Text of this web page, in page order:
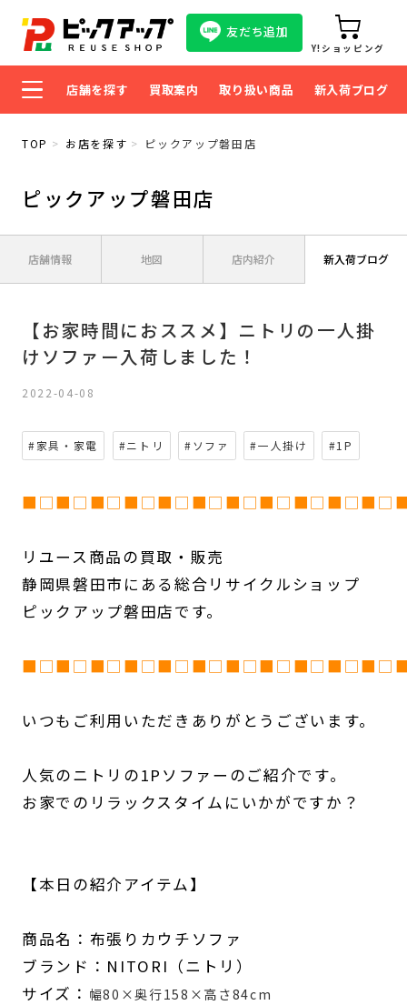
友だち追加
Y!ショッピング
店舗を探す 買取案内 取り扱い商品 新入荷ブログ
TOP お店を探す ピックアップ磐田店
ピックアップ磐田店
店舗情報 地図 店内紹介 新入荷ブログ
【お家時間におススメ】ニトリの一人掛
けソファー入荷しました！
2022-04-08
#家具・家電 #ニトリ #ソファ #一人掛け #1P
リユース商品の買取・販売
静岡県磐田市にある総合リサイクルショップ
ピックアップ磐田店です。
いつもご利用いただきありがとうございます。
人気のニトリの1Pソファーのご紹介です。
お家でのリラックスタイムにいかがですか？
【本日の紹介アイテム】
商品名：布張りカウチソファ
ブランド：NITORI（ニトリ）
サイズ： 幅80×奥行158×高さ84cm